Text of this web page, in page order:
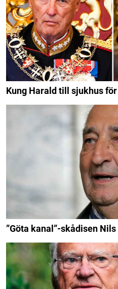
Kung Harald till sjukhus för
”Göta kanal”-skådisen